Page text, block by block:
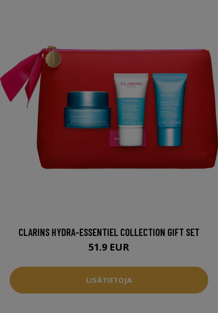
CLARINS HYDRA-ESSENTIEL COLLECTION GIFT SET
51.9 EUR
LISÄTIETOJA